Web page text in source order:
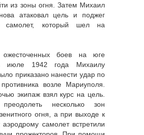
из зоны огня. Затем Михаил
атаковал цель и поджег
который шел на
боев на юге
июле 1942 года Михаилу
приказано нанести удар по
возле Мариуполя.
экипаж взял курс на цель.
несколько зон
огня, а при выходе к
аэродрому самолет встретили